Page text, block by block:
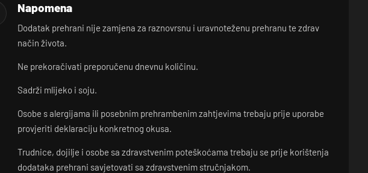
Napomena
Dodatak prehrani nije zamjena za raznovrsnu i uravnoteženu prehranu te zdrav
način života.
Ne prekoračivati preporučenu dnevnu količinu.
Sadrži mlijeko i soju.
Osobe s alergijama ili posebnim prehrambenim zahtjevima trebaju prije uporabe
provjeriti deklaraciju konkretnog okusa.
Trudnice, dojilje i osobe sa zdravstvenim poteškoćama trebaju se prije korištenja
dodataka prehrani savjetovati sa zdravstvenim stručnjakom.